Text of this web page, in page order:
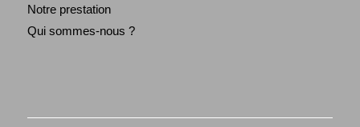
Notre prestation
Qui sommes-nous ?